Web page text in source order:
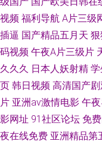
视频 福利导航 A片三级
插逼 国产精品五月天
码视频 午夜A片三级片
久久久 日本人妖射精
页 韩日视频 高清国产
片 亚洲av激情电影 午
影网址 91社区论坛 免
夜在线免费 亚洲精品第